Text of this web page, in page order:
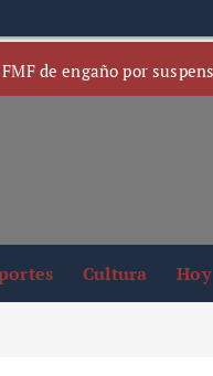
de engaño por
Cultura Hoy